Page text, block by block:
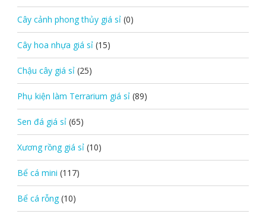
Cây cảnh phong thủy giá sỉ (0)
Cây hoa nhựa giá sỉ (15)
Chậu cây giá sỉ (25)
Phụ kiện làm Terrarium giá sỉ (89)
Sen đá giá sỉ (65)
Xương rồng giá sỉ (10)
Bể cá mini (117)
Bể cá rỗng (10)